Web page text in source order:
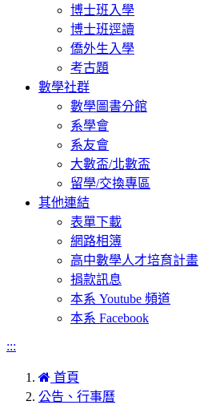
博士班入學
博士班逕讀
僑外生入學
考古題
數學社群
數學圖書分館
系學會
系友會
大數盃/北數盃
留學/交換專區
其他連結
表單下載
網路相簿
高中數學人才培育計畫
捐款訊息
本系 Youtube 頻道
本系 Facebook
:::
首頁
公告、行事曆